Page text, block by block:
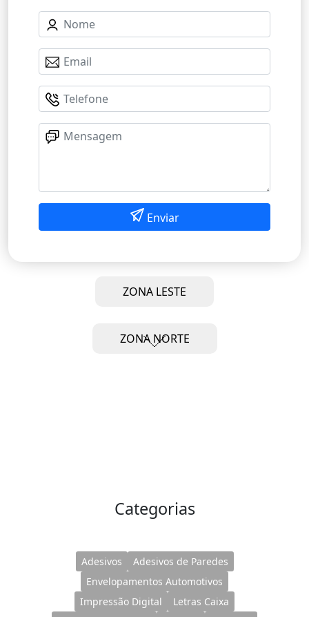
Enviar
ZONA LESTE
ZONA NORTE
Categorias
Adesivos
Adesivos de Paredes
Envelopamentos Automotivos
Impressão Digital
Letras Caixa